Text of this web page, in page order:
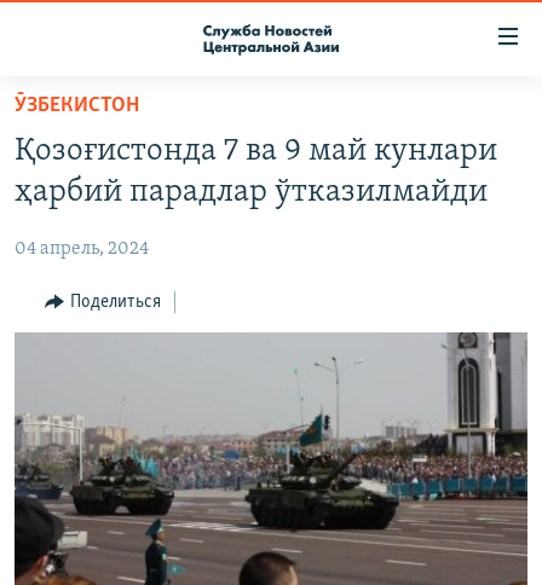
Вернуться
основному
содержанию
Вернутся
навигации
Вернутся
ПОДПИСКА
КОНТАКТЫ
RFE/RL ДИРЕКТ
НАСТОЯЩЕЕ ВРЕМЯ
ӮЗБЕКИСТОН
Қозоғистонда 7 ва 9 май кунлари
ҳарбий парадлар ўтказилмайди
04 апрель, 2024
Поделиться